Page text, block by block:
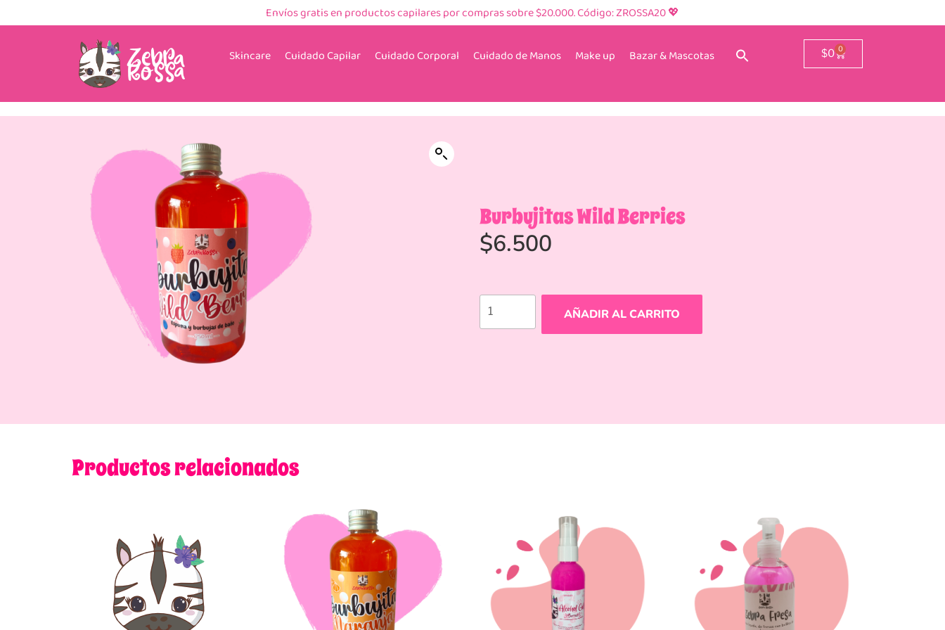
Envíos gratis en productos capilares por compras sobre $20.000. Código: ZROSSA20 💖
Skincare Cuidado Capilar Cuidado Corporal Cuidado de Manos Make up Bazar & Mascotas $0 0
Burbujitas Wild Berries
$6.500
AÑADIR AL CARRITO
Productos relacionados